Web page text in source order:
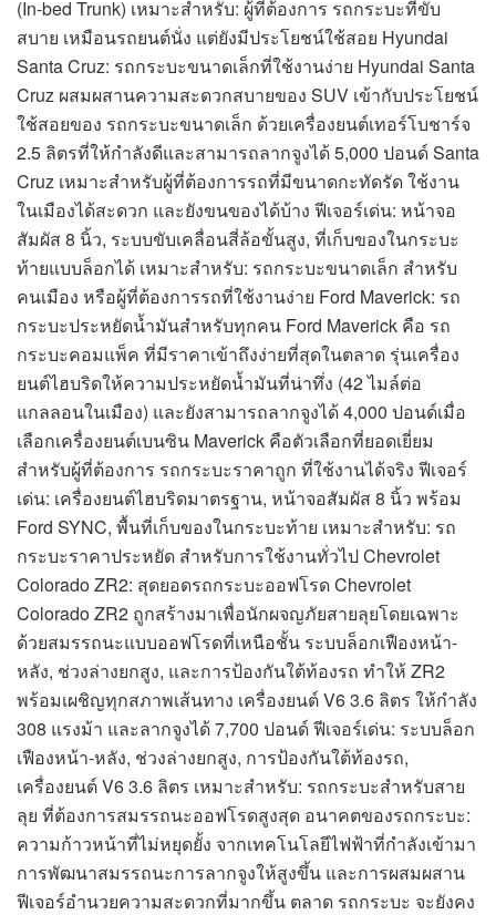
(In-bed Trunk) เหมาะสำหรับ: ผู้ที่ต้องการ รถกระบะที่ขับ
สบาย เหมือนรถยนต์นั่ง แต่ยังมีประโยชน์ใช้สอย Hyundai
Santa Cruz: รถกระบะขนาดเล็กที่ใช้งานง่าย Hyundai Santa
Cruz ผสมผสานความสะดวกสบายของ SUV เข้ากับประโยชน์
ใช้สอยของ รถกระบะขนาดเล็ก ด้วยเครื่องยนต์เทอร์โบชาร์จ
2.5 ลิตรที่ให้กำลังดีและสามารถลากจูงได้ 5,000 ปอนด์ Santa
Cruz เหมาะสำหรับผู้ที่ต้องการรถที่มีขนาดกะทัดรัด ใช้งาน
ในเมืองได้สะดวก และยังขนของได้บ้าง ฟีเจอร์เด่น: หน้าจอ
สัมผัส 8 นิ้ว, ระบบขับเคลื่อนสี่ล้อขั้นสูง, ที่เก็บของในกระบะ
ท้ายแบบล็อกได้ เหมาะสำหรับ: รถกระบะขนาดเล็ก สำหรับ
คนเมือง หรือผู้ที่ต้องการรถที่ใช้งานง่าย Ford Maverick: รถ
กระบะประหยัดน้ำมันสำหรับทุกคน Ford Maverick คือ รถ
กระบะคอมแพ็ค ที่มีราคาเข้าถึงง่ายที่สุดในตลาด รุ่นเครื่อง
ยนต์ไฮบริดให้ความประหยัดน้ำมันที่น่าทึ่ง (42 ไมล์ต่อ
แกลลอนในเมือง) และยังสามารถลากจูงได้ 4,000 ปอนด์เมื่อ
เลือกเครื่องยนต์เบนซิน Maverick คือตัวเลือกที่ยอดเยี่ยม
สำหรับผู้ที่ต้องการ รถกระบะราคาถูก ที่ใช้งานได้จริง ฟีเจอร์
เด่น: เครื่องยนต์ไฮบริดมาตรฐาน, หน้าจอสัมผัส 8 นิ้ว พร้อม
Ford SYNC, พื้นที่เก็บของในกระบะท้าย เหมาะสำหรับ: รถ
กระบะราคาประหยัด สำหรับการใช้งานทั่วไป Chevrolet
Colorado ZR2: สุดยอดรถกระบะออฟโรด Chevrolet
Colorado ZR2 ถูกสร้างมาเพื่อนักผจญภัยสายลุยโดยเฉพาะ
ด้วยสมรรถนะแบบออฟโรดที่เหนือชั้น ระบบล็อกเฟืองหน้า-
หลัง, ช่วงล่างยกสูง, และการป้องกันใต้ท้องรถ ทำให้ ZR2
พร้อมเผชิญทุกสภาพเส้นทาง เครื่องยนต์ V6 3.6 ลิตร ให้กำลัง
308 แรงม้า และลากจูงได้ 7,700 ปอนด์ ฟีเจอร์เด่น: ระบบล็อก
เฟืองหน้า-หลัง, ช่วงล่างยกสูง, การป้องกันใต้ท้องรถ,
เครื่องยนต์ V6 3.6 ลิตร เหมาะสำหรับ: รถกระบะสำหรับสาย
ลุย ที่ต้องการสมรรถนะออฟโรดสูงสุด อนาคตของรถกระบะ:
ความก้าวหน้าที่ไม่หยุดยั้ง จากเทคโนโลยีไฟฟ้าที่กำลังเข้ามา
การพัฒนาสมรรถนะการลากจูงให้สูงขึ้น และการผสมผสาน
ฟีเจอร์อำนวยความสะดวกที่มากขึ้น ตลาด รถกระบะ จะยังคง